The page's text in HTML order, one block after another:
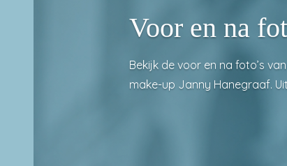
Voor en na
Bekijk de voor en na foto’s
make-up Janny Hanegraaf.